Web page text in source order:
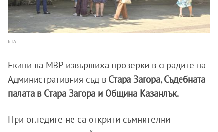
БТА
Екипи на МВР извършиха проверки в сградите на
Административния съд в Стара Загора, Съдебната
палата в Стара Загора и Община Казанлък.
При огледите не са открити съмнителни